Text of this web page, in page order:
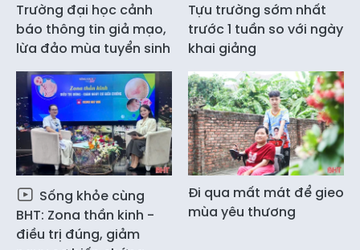
Trường đại học cảnh
báo thông tin giả mạo,
lừa đảo mùa tuyển sinh
Tựu trường sớm nhất
trước 1 tuần so với ngày
khai giảng
Sống khỏe cùng
BHT: Zona thần kinh -
điều trị đúng, giảm
Đi qua mất mát để gieo
mùa yêu thương